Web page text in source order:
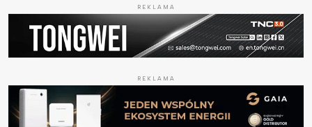
REKLAMA
REKLAMA